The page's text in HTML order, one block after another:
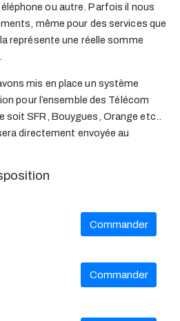
ou autre. Parfois il nous
même pour des services que
représente une réelle somme
mis en place un système
pour l’ensemble des Télécom
soit SFR, Bouygues, Orange etc..
directement envoyée au
Commander
Commander